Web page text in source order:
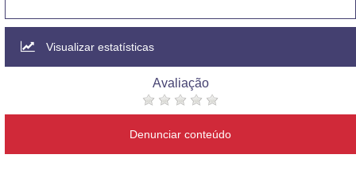
Visualizar estatísticas
Avaliação
Denunciar conteúdo